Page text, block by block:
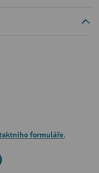
formuláře.